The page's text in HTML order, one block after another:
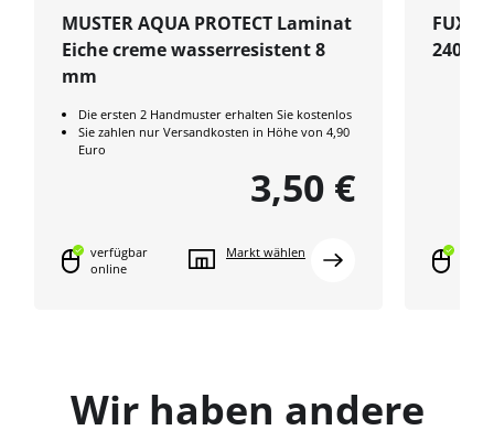
MUSTER AQUA PROTECT Laminat
Eiche creme wasserresistent 8
mm
Die ersten 2 Handmuster erhalten Sie kostenlos
Sie zahlen nur Versandkosten in Höhe von 4,90
Euro
3,50 €
verfügbar
online
Markt wählen
FUXX
Wir haben andere